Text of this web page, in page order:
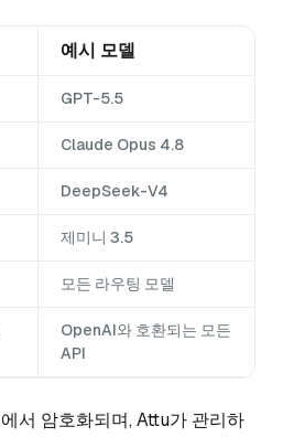
예시 모델
GPT-5.5
Claude Opus 4.8
DeepSeek-V4
제미니 3.5
모든 라우팅 모델
OpenAI와 호환되는 모든
API
서 암호화되며, Attu가 관리하